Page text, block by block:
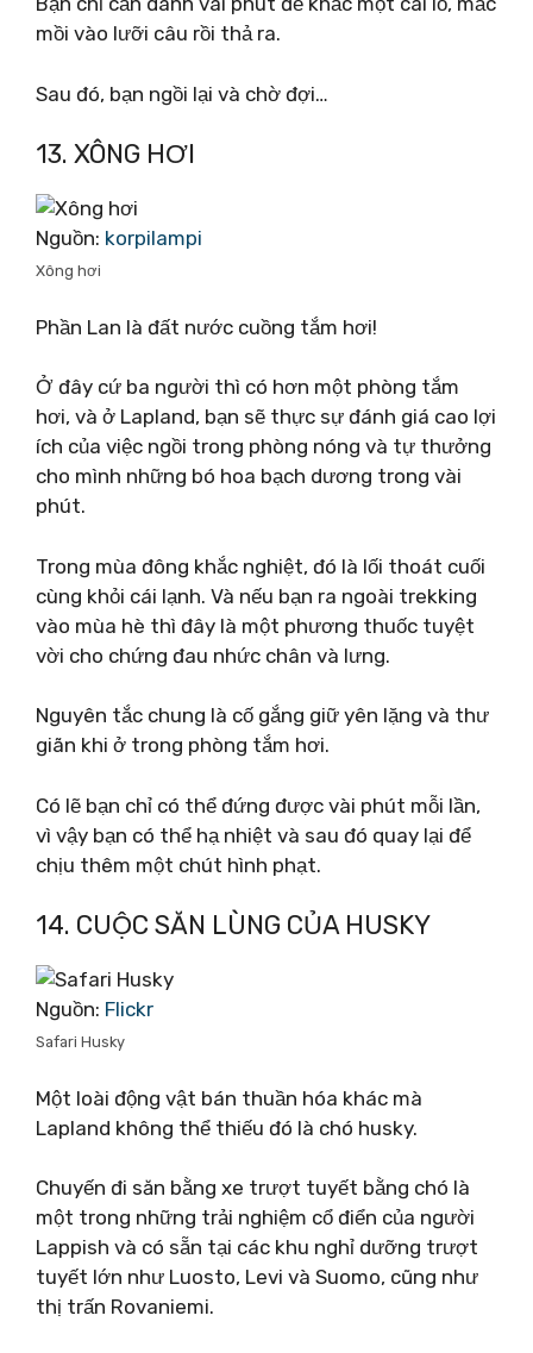
mồi vào lưỡi câu rồi thả ra.
Sau đó, bạn ngồi lại và chờ đợi…
13. XÔNG HƠI
Nguồn: korpilampi
Xông hơi
Phần Lan là đất nước cuồng tắm hơi!
Ở đây cứ ba người thì có hơn một phòng tắm
hơi, và ở Lapland, bạn sẽ thực sự đánh giá cao lợi
ích của việc ngồi trong phòng nóng và tự thưởng
cho mình những bó hoa bạch dương trong vài
phút.
Trong mùa đông khắc nghiệt, đó là lối thoát cuối
cùng khỏi cái lạnh. Và nếu bạn ra ngoài trekking
vào mùa hè thì đây là một phương thuốc tuyệt
vời cho chứng đau nhức chân và lưng.
Nguyên tắc chung là cố gắng giữ yên lặng và thư
giãn khi ở trong phòng tắm hơi.
Có lẽ bạn chỉ có thể đứng được vài phút mỗi lần,
vì vậy bạn có thể hạ nhiệt và sau đó quay lại để
chịu thêm một chút hình phạt.
14. CUỘC SĂN LÙNG CỦA HUSKY
Nguồn: Flickr
Safari Husky
Một loài động vật bán thuần hóa khác mà
Lapland không thể thiếu đó là chó husky.
Chuyến đi săn bằng xe trượt tuyết bằng chó là
một trong những trải nghiệm cổ điển của người
Lappish và có sẵn tại các khu nghỉ dưỡng trượt
tuyết lớn như Luosto, Levi và Suomo, cũng như
thị trấn Rovaniemi.